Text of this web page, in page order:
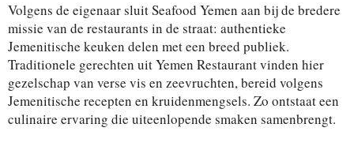
Volgens de eigenaar sluit Seafood Yemen aan bij de bredere
missie van de restaurants in de straat: authentieke
Jemenitische keuken delen met een breed publiek.
Traditionele gerechten uit Yemen Restaurant vinden hier
gezelschap van verse vis en zeevruchten, bereid volgens
Jemenitische recepten en kruidenmengsels. Zo ontstaat een
culinaire ervaring die uiteenlopende smaken samenbrengt.